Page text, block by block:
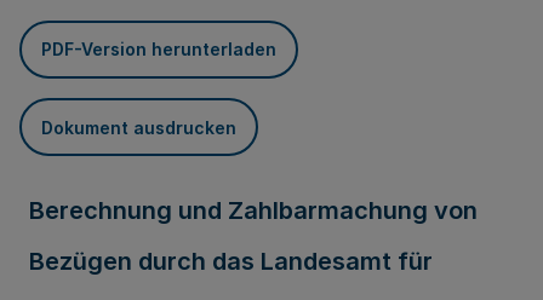
PDF-Version herunterladen
Dokument ausdrucken
Berechnung und Zahlbarmachung von
Bezügen durch das Landesamt für